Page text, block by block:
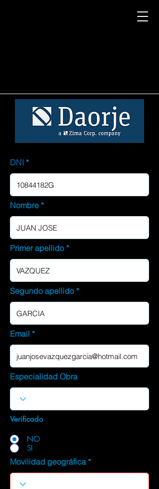
DNI
Nombre
Primer apellido
Segundo apellido
Email
Especialidad Obra
Verificado
NO
SI
Movilidad geográfica